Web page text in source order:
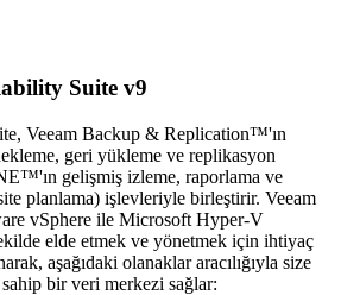
Suite v9
Veeam Backup & Replication™'ın
geri yükleme ve replikasyon
gelişmiş izleme, raporlama ve
planlama) işlevleriyle birleştirir. Veeam
vSphere ile Microsoft Hyper-V
elde etmek ve yönetmek için ihtiyaç
aşağıdaki olanaklar aracılığıyla size
bir veri merkezi sağlar: